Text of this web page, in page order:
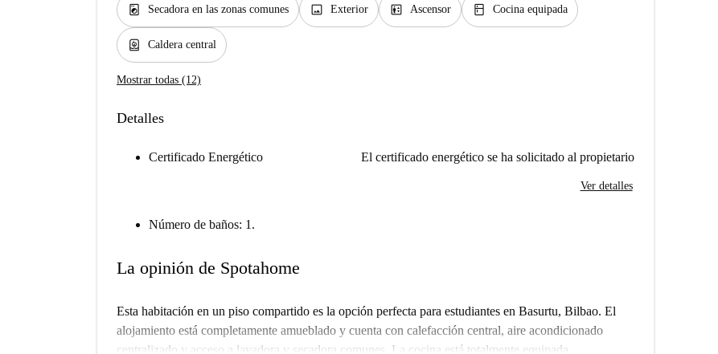
local_laundry_service Secadora en las zonas comunes image Exterior elevator Ascensor kitchen Cocina equipada
water_heater Caldera central
Mostrar todas (12)
Detalles
Certificado Energético El certificado energético se ha solicitado al propietario
Ver detalles
Número de baños: 1.
La opinión de Spotahome
Esta habitación en un piso compartido es la opción perfecta para estudiantes en Basurtu, Bilbao. El
alojamiento está completamente amueblado y cuenta con calefacción central, aire acondicionado
centralizado y acceso a lavadora y secadora comunes. La cocina está totalmente equipada,